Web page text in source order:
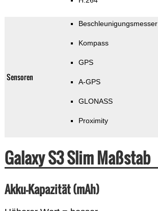
Sensoren
Beschleunigungsmesser
Kompass
GPS
A-GPS
GLONASS
Proximity
Galaxy S3 Slim Maßstab
Akku-Kapazität (mAh)